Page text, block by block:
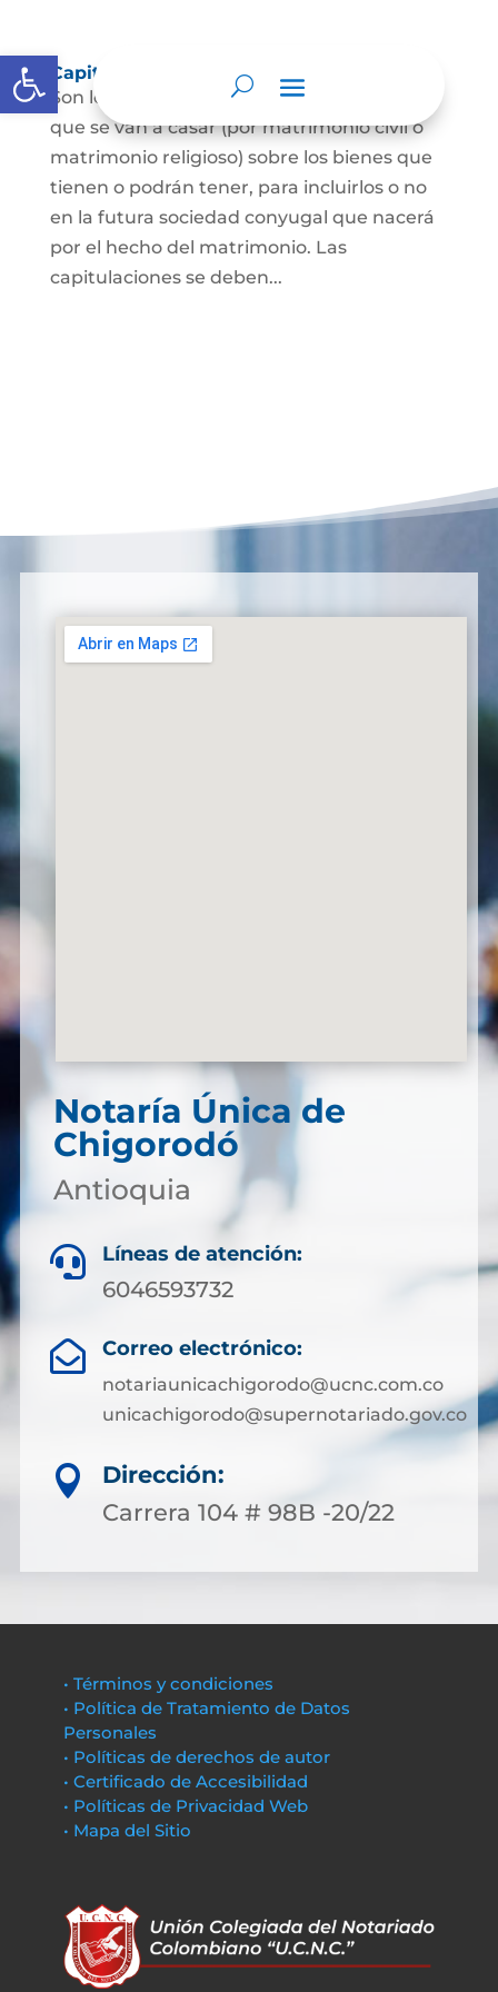
Abrir barra de herramientas
Capitulaciones Matrimoniales
Son los acuerdos que hacen las personas
que se van a casar (por matrimonio civil o
matrimonio religioso) sobre los bienes que
tienen o podrán tener, para incluirlos o no
en la futura sociedad conyugal que nacerá
por el hecho del matrimonio. Las
capitulaciones se deben...
Notaría Única de
Chigorodó
Antioquia
 Líneas de atención:
6046593732
 Correo electrónico:
notariaunicachigorodo@ucnc.com.co
unicachigorodo@supernotariado.gov.co

Dirección:
Carrera 104 # 98B -20/22
• Términos y condiciones
• Política de Tratamiento de Datos
Personales
• Políticas de derechos de autor
• Certificado de Accesibilidad
• Políticas de Privacidad Web
• Mapa del Sitio